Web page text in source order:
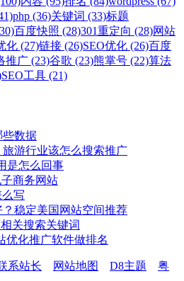
php (36)关键词 (33)标题
百度快照 (28)301重定向 (28)网站
化 (27)链接 (26)SEO优化 (26)百度
推广 (23)谷歌 (23)熊掌号 (22)算法
SEO工具 (21)
些数据
游行业该怎么搜索推广
是怎么回事
商务网站
写
稳定美国网站空间推荐
关搜索关键词
优化推广软件做排名
系站长 网站地图 D8主题
粤